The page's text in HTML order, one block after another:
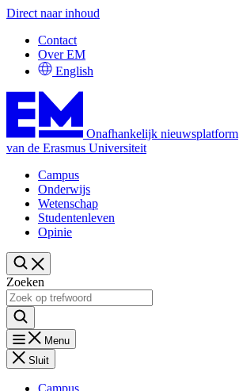
Direct naar inhoud
Contact
Over EM
English
Onafhankelijk nieuwsplatform
van de Erasmus Universiteit
Campus
Onderwijs
Wetenschap
Studentenleven
Opinie
Zoeken
Menu
Sluit
Campus